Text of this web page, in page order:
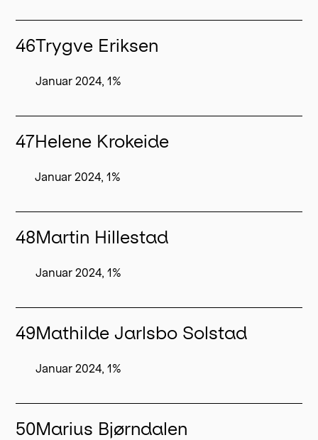
46Trygve Eriksen
Januar 2024, 1%
47Helene Krokeide
Januar 2024, 1%
48Martin Hillestad
Januar 2024, 1%
49Mathilde Jarlsbo Solstad
Januar 2024, 1%
50Marius Bjørndalen